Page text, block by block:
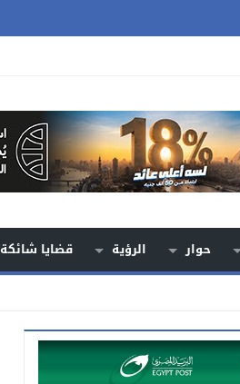
حوار الرؤية قضايا شائكة